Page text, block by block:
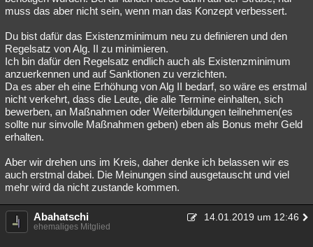
muss das aber nicht sein, wenn man das Konzept verbessert.
Du bist dafür das Existenzminimum neu zu definieren und den
Regelsatz von Alg. II zu minimieren.
Ich bin dafür den Regelsatz endlich auch als Existenzminimum
anzuerkennen und auf Sanktionen zu verzichten.
Da es aber eh eine Erhöhung von Alg II bedarf, so wäre es erstmal
nicht verkehrt, dass die Leute, die alle Termine einhalten, sich
bewerben, an Maßnahmen oder Weiterbildungen teilnehmen(es
sollte nur sinvolle Maßnahmen geben) eben als Bonus mehr Geld
erhalten.
Aber wir drehen uns im Kreis, daher denke ich belassen wir es
auch erstmal dabei. Die Meinungen sind ausgetauscht und viel
mehr wird da nicht zustande kommen.
Abahatschi 14.01.2019 um 12:46
ehemaliges Mitglied